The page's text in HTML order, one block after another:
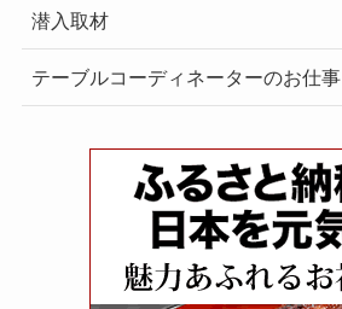
潜入取材
テーブルコーディネーターのお仕事